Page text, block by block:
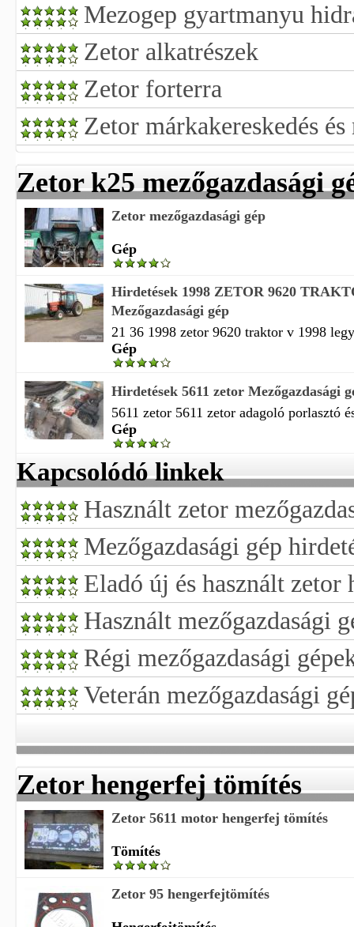
Mezogep gyartmanyu
Zetor alkatrészek
Zetor forterra
Zetor márkakereskedés
Zetor k25 mezőgazdasági
Zetor mezőgazdasági gép
Gép
Hirdetések 1998 ZETOR 9620
Mezőgazdasági gép
21 36 1998 zetor 9620 traktor v 1998
Gép
Hirdetések 5611 zetor Mezőgazdasági
5611 zetor 5611 zetor adagoló porlasztó
Gép
Kapcsolódó linkek
Használt zetor
Mezőgazdasági gép
Eladó új és használt zetor
Használt mezőgazdasági
Régi mezőgazdasági
Veterán mezőgazdasági
Zetor hengerfej tömítés
Zetor 5611 motor hengerfej tömítés
Tömítés
Zetor 95 hengerfejtömítés